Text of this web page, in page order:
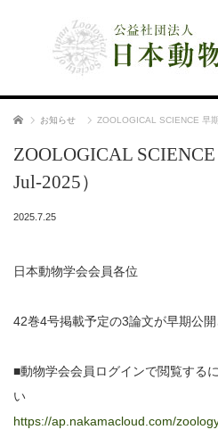
ホーム お知らせ ZOOLOGICAL SCIENCE 早
ZOOLOGICAL
Jul-2025）
2025.7.25
日本動物学会会員各位
42巻4号掲載予定の3論文が早期公開
■動物学会会員ログインで閲覧する
い
https://ap.nakamacloud.com/